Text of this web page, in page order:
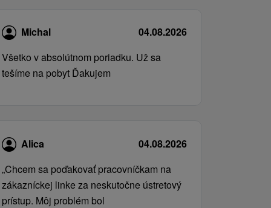
Michal
04.08.2026
Všetko v absolútnom poriadku. Už sa
tešíme na pobyt Ďakujem
Alica
04.08.2026
„Chcem sa poďakovať pracovníčkam na
zákazníckej linke za neskutočne ústretový
prístup. Môj problém bol